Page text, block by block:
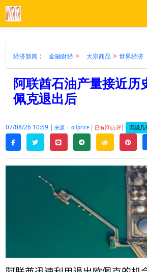
经济新闻 : 金融财经> 大宗商品 > 世界经济
阿联酋石油产量接近历
佩克退出后
07/08/26 10:59 | 来源： oilprice | 已有(0)点评| 我说几
facebooktwitterline telegramreddit